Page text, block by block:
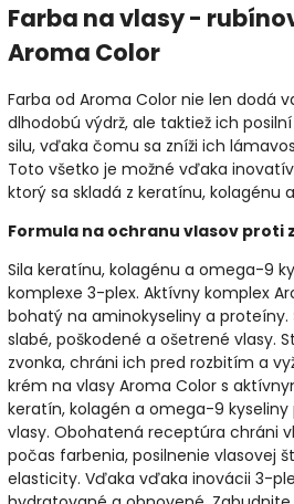
Farba na vlasy -
Aroma Color
Farba od Aroma Color nie len dodá
dlhodobú výdrž, ale taktiež ich
silu, vďaka čomu sa zníži ich
Toto všetko je možné vďaka
ktorý sa skladá z keratínu, kolagénu
Formula na ochranu vlasov proti
Sila keratínu, kolagénu a omega-9
komplexe 3-plex. Aktívny komplex
bohatý na aminokyseliny a
slabé, poškodené a ošetrené vlasy.
zvonka, chráni ich pred rozbitím a
krém na vlasy Aroma Color s
keratín, kolagén a omega-9 kyseliny
vlasy. Obohatená receptúra ​​chráni
počas farbenia, posilnenie vlasovej
elasticity. Vďaka vďaka inovácii 3-